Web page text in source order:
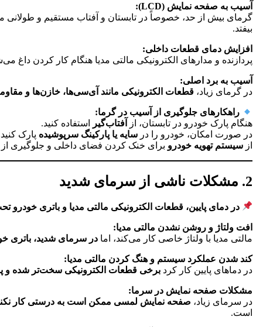
آسیب به صفحه نمایش (LCD):
گرمای بیش از حد، خصوصاً در تابستان و آفتاب مستقیم و طولانی
بیفتد.
افزایش دمای قطعات داخلی:
پردازنده و مدارهای الکترونیکی مالتی مدیا هنگام کار کردن داغ
آسیب به برد اصلی:
در گرمای زیاد، قطعات الکترونیکی مانند آی‌سی‌ها، خازن‌ها و
راهکارهای جلوگیری از آسیب در گرما:
هنگام پارک خودرو در تابستان، از
آفتاب‌گیر
استفاده کنید.
در صورت امکان، خودرو را در سایه یا پارکینگ سرپوشیده پارک
از سیستم تهویه خودرو برای خنک کردن فضای داخلی و جلوگیری از
2. مشکلات ناشی از سرمای شدید
در دمای پایین، قطعات الکترونیکی مالتی مدیا و باتری
افت ولتاژ و روشن نشدن مالتی مدیا:
مالتی مدیا با ولتاژ خاصی کار می‌کند، اما در سرمای شدید، باتری
کند شدن عملکرد سیستم و هنگ کردن مالتی مدیا:
در دماهای پایین کار کرد برخی قطعات الکترونیکی سخت‌تر شده و
مشکلات صفحه نمایش در سرما:
در سرمای زیاد، صفحه نمایش لمسی ممکن است به درستی کار
است.